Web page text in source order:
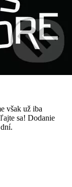
však už iba
sa! Dodanie